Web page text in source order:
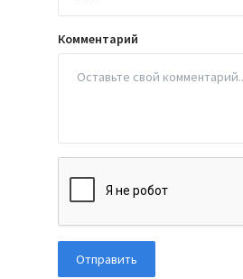
Комментарий
Отправить